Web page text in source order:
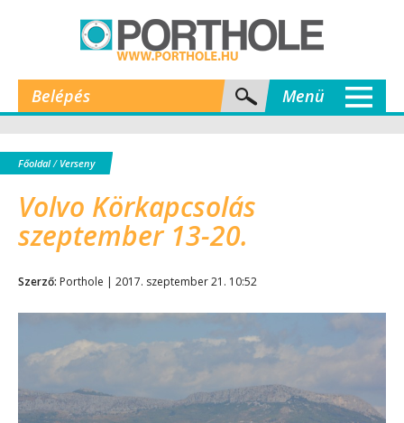
Belépés Menü
Főoldal/ Verseny
Volvo Körkapcsolás
szeptember 13-20.
Szerző: Porthole | 2017. szeptember 21. 10:52